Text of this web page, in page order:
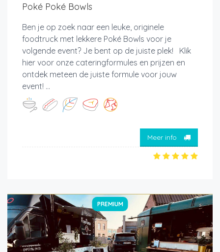
Poké Poké Bowls
Ben je op zoek naar een leuke, originele
foodtruck met lekkere Poké Bowls voor je
volgende event? Je bent op de juiste plek! Klik
hier voor onze cateringformules en prijzen en
ontdek meteen de juiste formule voor jouw
event! ...
Meer info
PREMIUM